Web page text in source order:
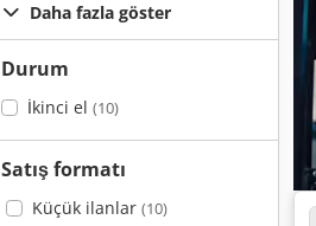
Daha fazla göster
Durum
İkinci el (10)
Satış formatı
Küçük ilanlar (10)